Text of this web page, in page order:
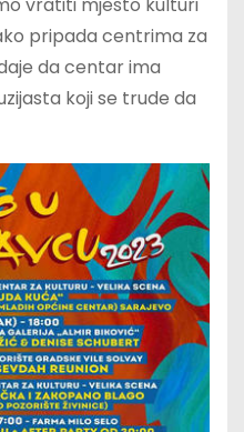
vratiti mjesto kulturi
pripada centrima za
da centar ima
koji se trude da